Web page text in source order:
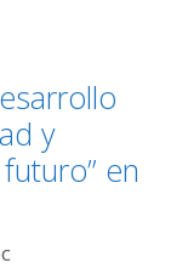
y
en